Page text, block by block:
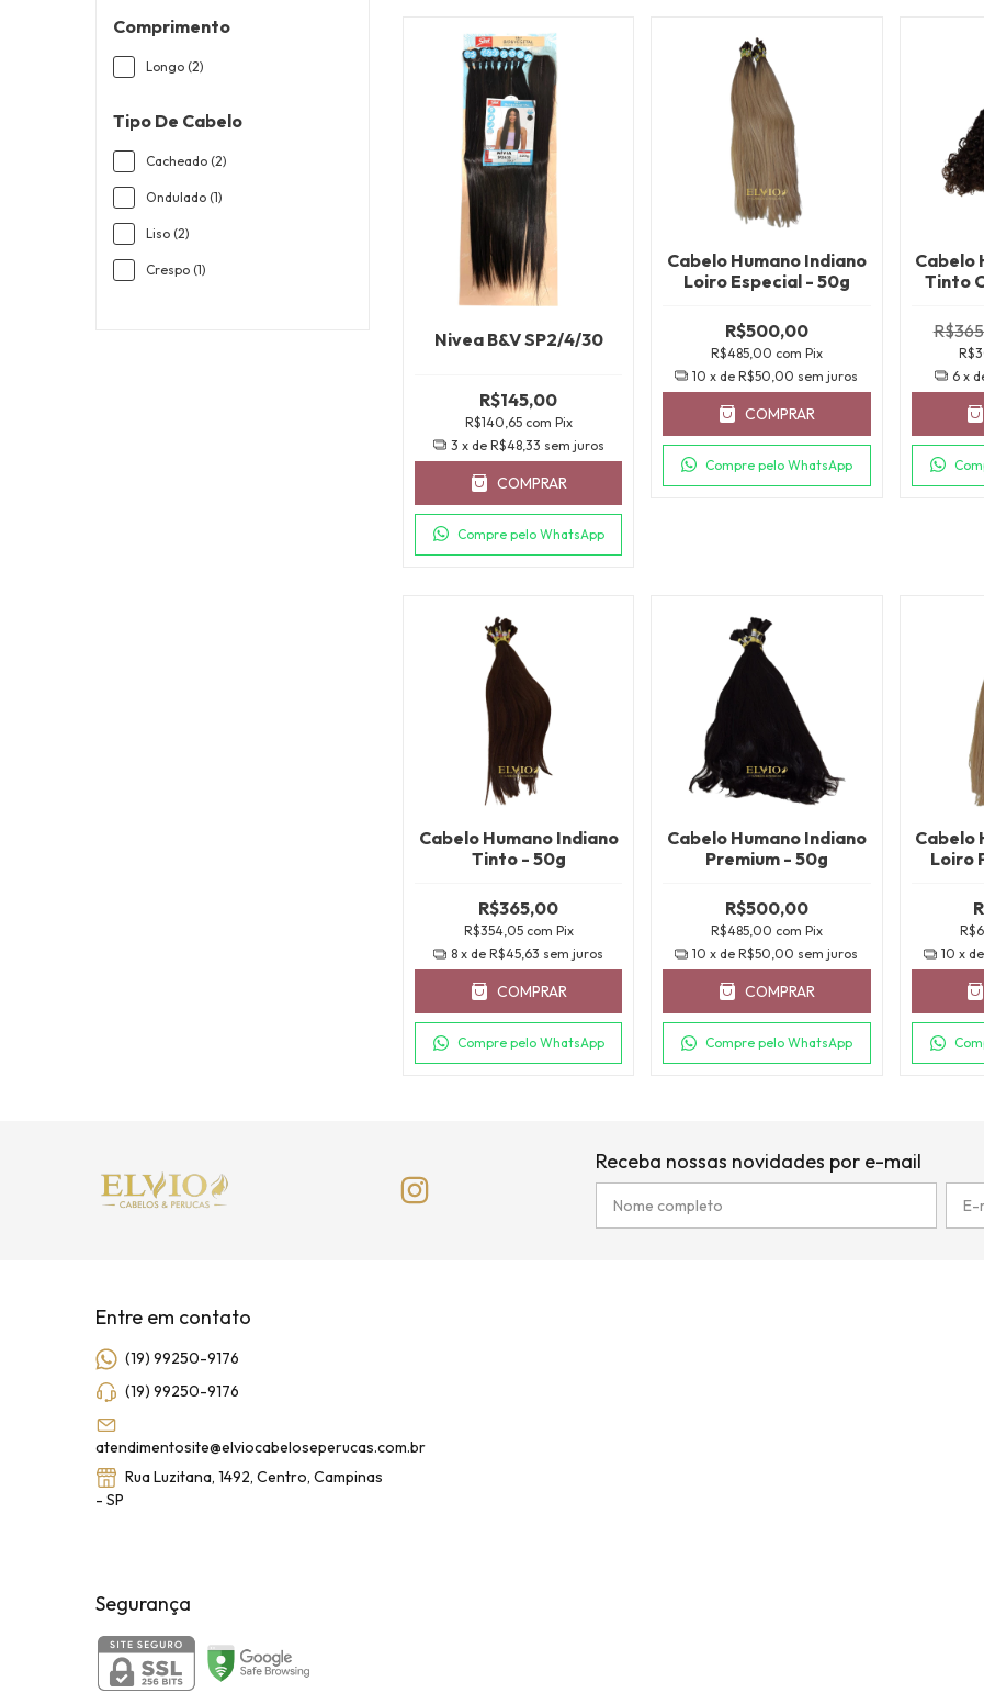
Comprimento
Longo (2)
Tipo De Cabelo
Cacheado (2)
Ondulado (1)
Liso (2)
Crespo (1)
Nivea B&V SP2/4/30
R$145,00
R$140,65 com Pix
3 x de R$48,33 sem juros
COMPRAR
Compre pelo WhatsApp
Cabelo Humano Indiano
Loiro Especial - 50g
R$500,00
R$485,00 com Pix
10 x deR$50,00 sem juros
COMPRAR
Compre pelo WhatsApp
Cabelo
Tinto
6 x
Cabelo Humano Indiano
Tinto - 50g
R$365,00
R$354,05 com Pix
8 x deR$45,63 sem juros
COMPRAR
Compre pelo WhatsApp
Cabelo Humano Indiano
Premium - 50g
R$500,00
R$485,00 com Pix
10 x deR$50,00 sem juros
COMPRAR
Compre pelo WhatsApp
Cabelo
Loiro
10 x de
Receba nossas novidades por e-mail
Entre em contato
(19) 99250-9176
(19) 99250-9176
atendimentosite@elviocabeloseperucas.com.br
Rua Luzitana, 1492, Centro, Campinas
- SP
Segurança